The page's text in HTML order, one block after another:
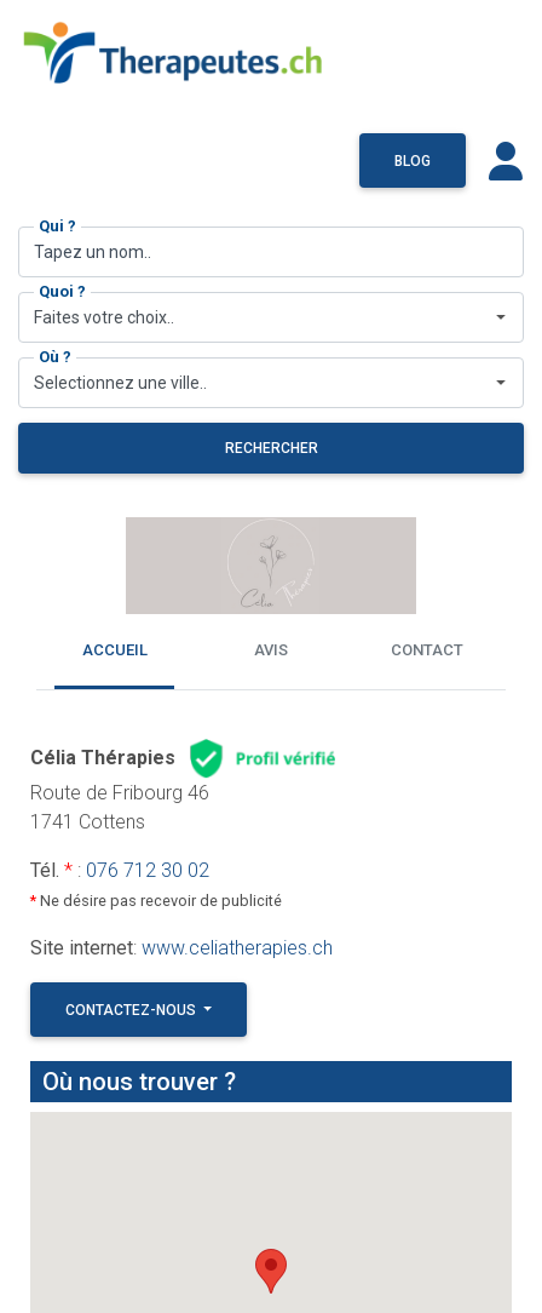
BLOG
Qui ?
Quoi ?
Faites votre choix..
Où ?
Selectionnez une ville..
RECHERCHER
ACCUEIL AVIS CONTACT
Célia Thérapies
Route de Fribourg 46
1741 Cottens
Tél. *: 076 712 30 02
*Ne désire pas recevoir de publicité
Site internet: www.celiatherapies.ch
CONTACTEZ-NOUS
Où nous trouver ?